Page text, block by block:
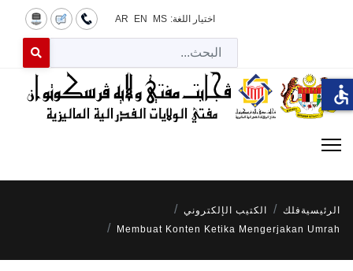
اختيار اللغة: MS
EN
AR
for results.
الرئيسية فلك
الكتيب الإلكتروني
Membuat Konten Ketika Mengerjakan Umrah
accessible